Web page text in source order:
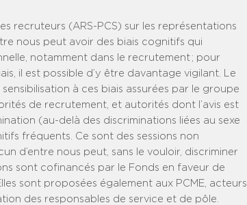
recruteurs (ARS-PCS) sur les représentations
nous peut avoir des biais cognitifs qui
notamment dans le recrutement ; pour
il est possible d’y être davantage vigilant. Le
à ces biais assurées par le groupe
de recrutement, et autorités dont l’avis est
(au-delà des discriminations liées au sexe
fréquents. Ce sont des sessions non
d’entre nous peut, sans le vouloir, discriminer
sont cofinancés par le Fonds en faveur de
sont proposées également aux PCME, acteurs
des responsables de service et de pôle.